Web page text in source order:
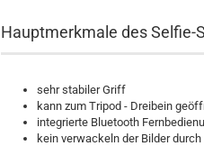
Hauptmerkmale des Selfie-
sehr stabiler Griff
kann zum Tripod - Dreibein
integrierte Bluetooth
kein verwackeln der Bilder